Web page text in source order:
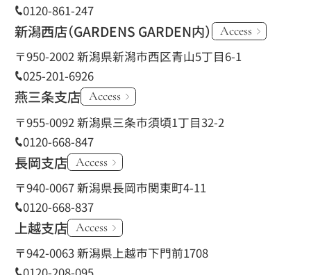
0120-861-247
新潟西店（GARDENS GARDEN内） Access
〒950-2002 新潟県新潟市西区青山5丁目6-1
025-201-6926
燕三条支店 Access
〒955-0092 新潟県三条市須頃1丁目32-2
0120-668-847
長岡支店 Access
〒940-0067 新潟県長岡市関東町4-11
0120-668-837
上越支店 Access
〒942-0063 新潟県上越市下門前1708